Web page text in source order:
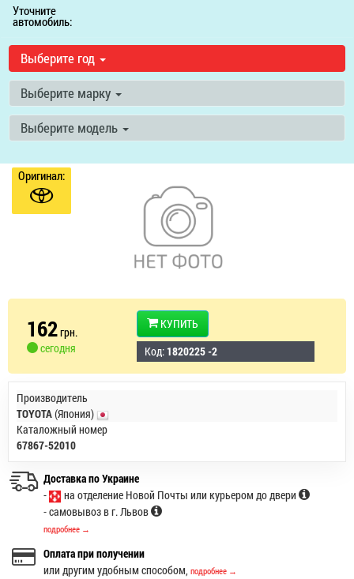
Уточните
автомобиль:
Выберите год
Выберите марку
Выберите модель
Оригинал:
162грн.
сегодня
КУПИТЬ
Код: 1820225 -2
Производитель
TOYOTA(Япония)
Каталожный номер
67867-52010
Доставка по Украине
-
на отделение Новой Почты или курьером до двери
- самовывоз в г. Львов
подробнее →
Оплата при получении
или другим удобным способом, подробнее →